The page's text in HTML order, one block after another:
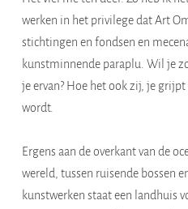
werken in het privilege dat Art
stichtingen en fondsen en
kunstminnende paraplu. Wil je
je ervan? Hoe het ook zij, je
wordt.
Ergens aan de overkant van de
wereld, tussen ruisende bossen
kunstwerken staat een landhuis